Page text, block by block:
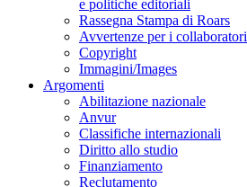
e politiche editoriali
Rassegna Stampa di Roars
Avvertenze per i collaboratori
Copyright
Immagini/Images
Argomenti
Abilitazione nazionale
Anvur
Classifiche internazionali
Diritto allo studio
Finanziamento
Reclutamento